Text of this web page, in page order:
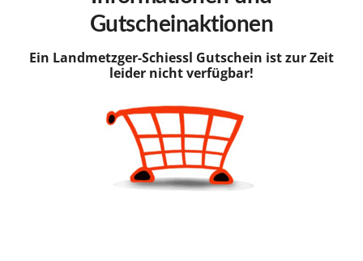
Gutscheinaktionen
Ein Landmetzger-Schiessl Gutschein ist zur Zeit
leider nicht verfügbar!